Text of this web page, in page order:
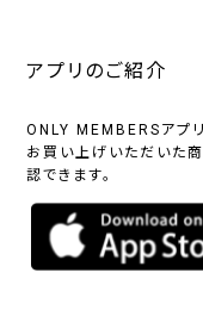
アプリのご紹介
ONLY MEMBERSアプリ
お買い上げいただいた
認できます。